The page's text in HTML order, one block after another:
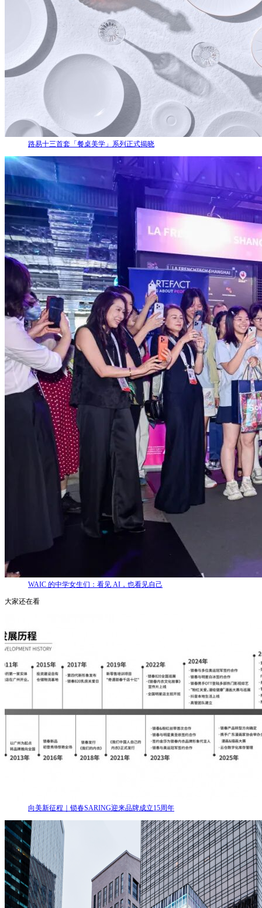
路易十三首套「餐桌美学」系列正式揭晓
WAIC 的中学女生们：看见 AI，也看见自己
大家还在看
向美新征程｜锁春SARING迎来品牌成立15周年